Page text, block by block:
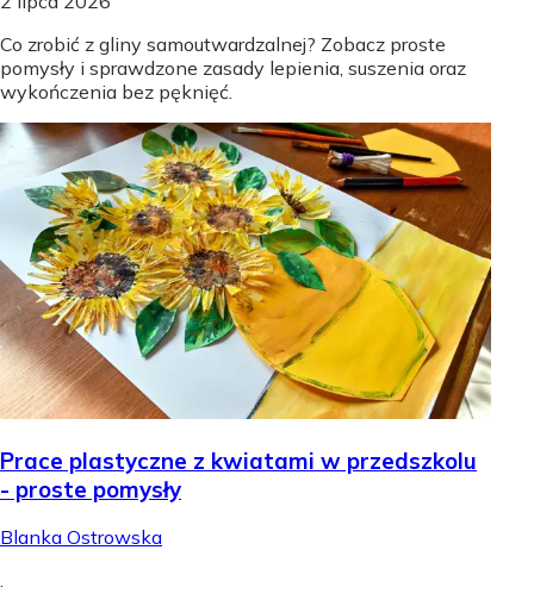
Co zrobić z gliny samoutwardzalnej? Zobacz proste
pomysły i sprawdzone zasady lepienia, suszenia oraz
wykończenia bez pęknięć.
Prace plastyczne z kwiatami w przedszkolu
- proste pomysły
Blanka Ostrowska
.